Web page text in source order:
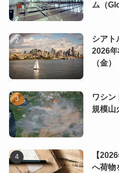
ム（
シアト
2026
（金）
ワシン
規模山
【
へ荷物